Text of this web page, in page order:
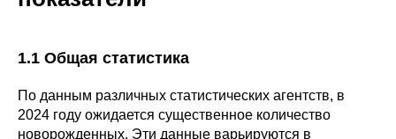
1.1 Общая статистика
По данным различных статистических агентств, в
2024 году ожидается существенное количество
новорожденных. Эти данные варьируются в